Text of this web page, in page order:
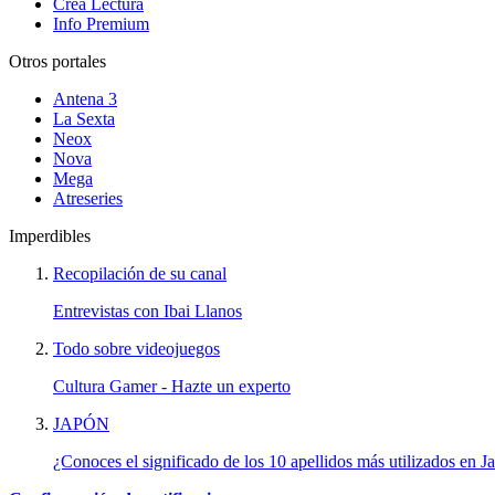
Crea Lectura
Info Premium
Otros portales
Antena 3
La Sexta
Neox
Nova
Mega
Atreseries
Imperdibles
Recopilación de su canal
Entrevistas con Ibai Llanos
Todo sobre videojuegos
Cultura Gamer - Hazte un experto
JAPÓN
¿Conoces el significado de los 10 apellidos más utilizados en